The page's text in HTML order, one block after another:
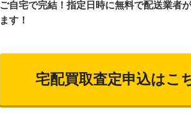
ご自宅で完結！指定日時に無料で配送業者
ます！
宅配買取査定申込はこ